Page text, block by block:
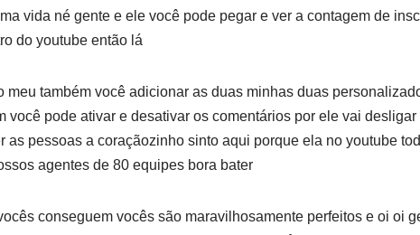
vida né gente e ele você pode pegar e ver a contagem de
do youtube então lá
meu também você adicionar as duas minhas duas
você pode ativar e desativar os comentários por ele vai
as pessoas a coraçãozinho sinto aqui porque ela no youtube
agentes de 80 equipes bora bater
conseguem vocês são maravilhosamente perfeitos e oi oi